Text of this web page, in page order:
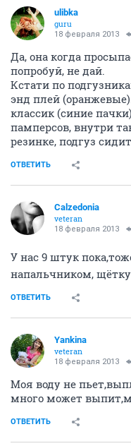
ulibka
guru
18 февраля 2013
Да, она когда
попробуй, не дай.
Кстати по
энд плей
классик (синие
памперсов, внутри
резинке, подгуз
ОТВЕТИТЬ
Calzedonia
veteran
18 февраля 2013
У нас 9 штук
напальчником,
ОТВЕТИТЬ
Yankina
veteran
18 февраля 2013
Моя воду не
много может
ОТВЕТИТЬ